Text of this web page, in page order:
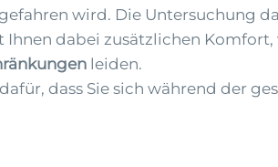
wird. Die Untersuchung
dabei zusätzlichen Komfort,
leiden.
dass Sie sich während der